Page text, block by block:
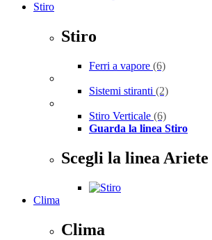
Stiro
Stiro
Ferri a vapore (6)
Sistemi stiranti (2)
Stiro Verticale (6)
Guarda la linea Stiro
Scegli la linea Ariete
Clima
Clima